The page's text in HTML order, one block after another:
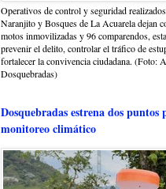
Operativos de control y seguridad
Naranjito y Bosques de La Acuarela dejan
motos inmovilizadas y 96 comparendos,
prevenir el delito, controlar el tráfico de
fortalecer la convivencia ciudadana. (Foto:
Dosquebradas)
Dosquebradas estrena dos puntos
monitoreo climático